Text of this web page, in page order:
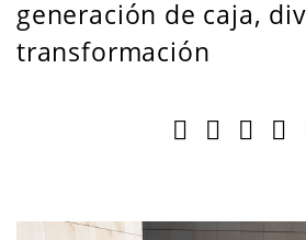
generación de caja,
transformación